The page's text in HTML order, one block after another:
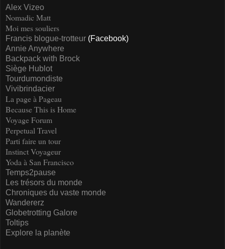
Alex Vizeo
Nomadic Matt
Moi mes souliers
Francis blogue-trotteur (Facebook)
Annie Anywhere
Backpack with Brock
Siège Hublot
Tourdumondiste
Vivibrindacier
La page à Pageau
Because This is Home
Voyage Forum
Perpetual Travel
Parti faire un tour
Instinct Voyageur
Yoda à San Francisco
Temps2pause
Les trésors du monde
Chroniques du vaste monde
Wandererz
Globetrotting Galore
Toltips
Explore la planète